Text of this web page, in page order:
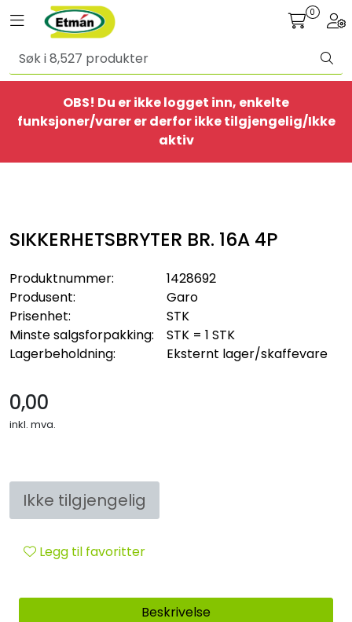
Skip to main content
Toggle navigation 0
OBS! Du er ikke logget inn, enkelte
funksjoner/varer er derfor ikke tilgjengelig/Ikke
aktiv
SIKKERHETSBRYTER BR. 16A 4P
Produktnummer:
1428692
Produsent:
Garo
Prisenhet:
STK
Minste salgsforpakking:
STK = 1 STK
Lagerbeholdning:
Eksternt lager/skaffevare
0,00
inkl. mva.
Ikke tilgjengelig
Legg til favoritter
Beskrivelse
Alle produkter
BestSelgere
Provisorisk
Bolig
Belysning
Sikringsmateriell
Kabler
Outlet